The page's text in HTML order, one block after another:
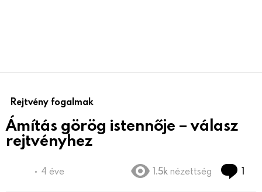
Rejtvény fogalmak
Ámítás görög istennője – válasz
rejtvényhez
4 éve 1.5k nézettség 1